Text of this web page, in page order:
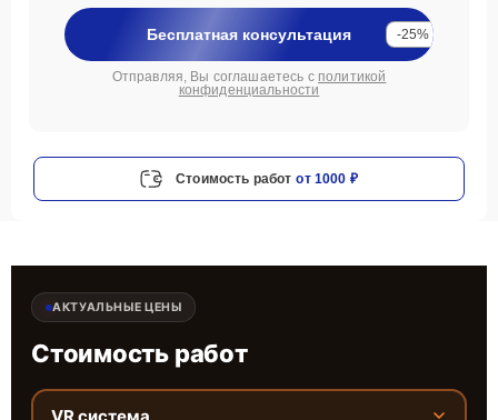
Бесплатная консультация -25%
Отправляя, Вы соглашаетесь с политикой
конфиденциальности
Стоимость работ от 1000 ₽
АКТУАЛЬНЫЕ ЦЕНЫ
Стоимость работ
VR система